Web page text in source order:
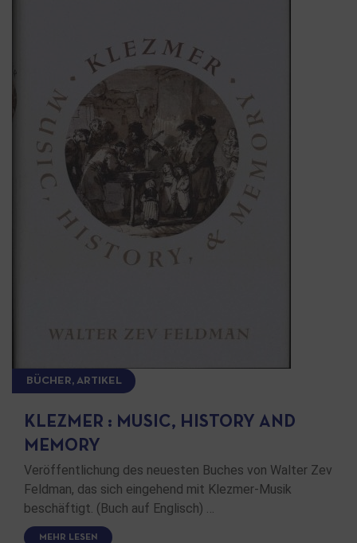
BÜCHER, ARTIKEL
KLEZMER : MUSIC, HISTORY AND
MEMORY
Veröffentlichung des neuesten Buches von Walter Zev
Feldman, das sich eingehend mit Klezmer-Musik
beschäftigt. (Buch auf Englisch) …
MEHR LESEN